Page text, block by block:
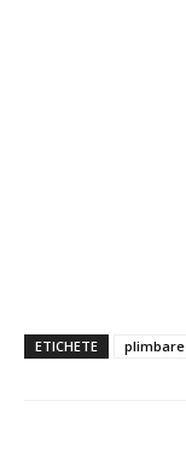
ETICHETE plimbare